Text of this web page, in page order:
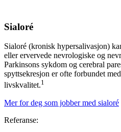
Sialoré
Sialoré (kronisk hypersalivasjon)
eller ervervede nevrologiske og
Parkinsons sykdom og cerebral
spyttsekresjon er ofte forbundet
livskvalitet.1
Mer for deg som jobber med sialoré
Referanse: